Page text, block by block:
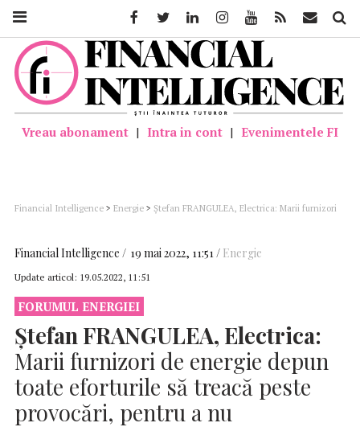
Vreau abonament | Intra in cont | Evenimentele FI
Financial Intelligence > Energie > Ștefan FRANGULEA, Electrica: Marii furnizori
Financial Intelligence 19 mai 2022, 11:51 Energie
Update articol: 19.05.2022, 11:51
FORUMUL ENERGIEI
Ștefan FRANGULEA, Electrica:
Marii furnizori de energie depun
toate eforturile să treacă peste
provocări, pentru a nu
FacebookTwitter LinkedinInstagramYoutube Feed Mail